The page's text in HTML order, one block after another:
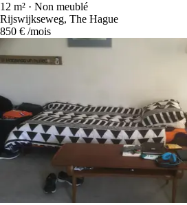
12 m² · Non meublé
Rijswijkseweg, The Hague
850 € /mois